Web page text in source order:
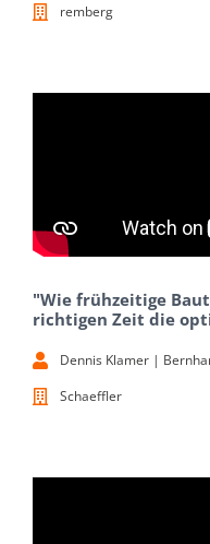
remberg
"Wie frühzeitige
richtigen Zeit die
Dennis Klamer |
Schaeffler